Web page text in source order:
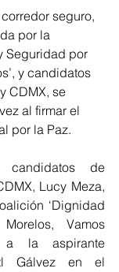
seguro,
por la
Seguridad por
y candidatos
CDMX, se
al firmar el
por la Paz.
de
Lucy Meza,
‘Dignidad
Vamos
a la aspirante
Gálvez en el